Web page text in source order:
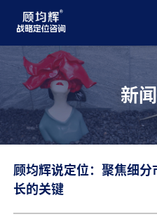
新
顾均辉说定位：聚焦细
长的关键